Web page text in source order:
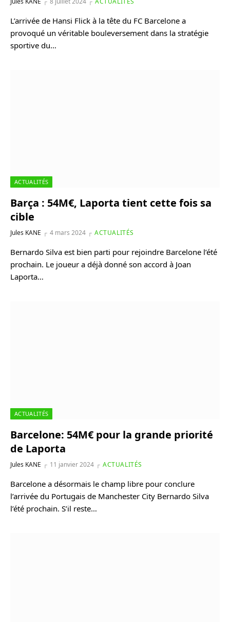
L’arrivée de Hansi Flick à la tête du FC Barcelone a
provoqué un véritable bouleversement dans la stratégie
sportive du…
ACTUALITÉS
Barça : 54M€, Laporta tient cette fois sa
cible
Jules KANE 4 mars 2024 ACTUALITÉS
Bernardo Silva est bien parti pour rejoindre Barcelone l’été
prochain. Le joueur a déjà donné son accord à Joan
Laporta…
ACTUALITÉS
Barcelone: 54M€ pour la grande priorité
de Laporta
Jules KANE 11 janvier 2024 ACTUALITÉS
Barcelone a désormais le champ libre pour conclure
l’arrivée du Portugais de Manchester City Bernardo Silva
l’été prochain. S’il reste…